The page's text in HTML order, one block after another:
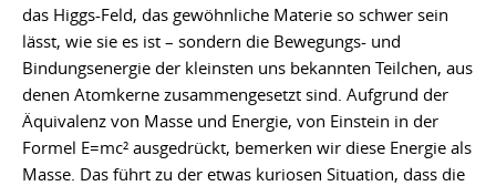
das Higgs-Feld, das gewöhnliche Materie so schwer sein
lässt, wie sie es ist – sondern die Bewegungs- und
Bindungsenergie der kleinsten uns bekannten Teilchen, aus
denen Atomkerne zusammengesetzt sind. Aufgrund der
Äquivalenz von Masse und Energie, von Einstein in der
Formel E=mc² ausgedrückt, bemerken wir diese Energie als
Masse. Das führt zu der etwas kuriosen Situation, dass die